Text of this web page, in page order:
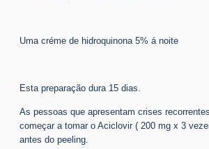
Uma créme de hidroquinona 5% á noite
Esta preparação dura 15 dias.
As pessoas que apresentam crises
começar a tomar o Aciclovir ( 200 mg x 3
antes do peeling.